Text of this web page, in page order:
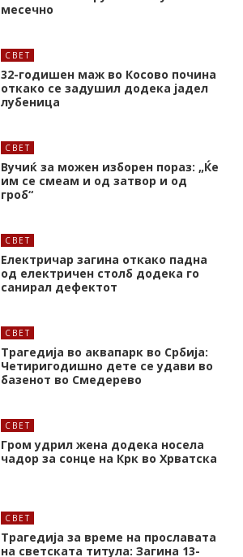
месечно
СВЕТ
32-годишен маж во Косово почина
откако се задушил додека јадел
лубеница
СВЕТ
Вучиќ за можен изборен пораз: „Ќе
им се смеам и од затвор и од
гроб“
СВЕТ
Електричар загина откако падна
од електричен столб додека го
санирал дефектот
СВЕТ
Трагедија во аквапарк во Србија:
Четиригодишно дете се удави во
базенот во Смедерево
СВЕТ
Гром удрил жена додека носела
чадор за сонце на Крк во Хрватска
СВЕТ
Трагедија за време на прославата
на светската титула: Загина 13-